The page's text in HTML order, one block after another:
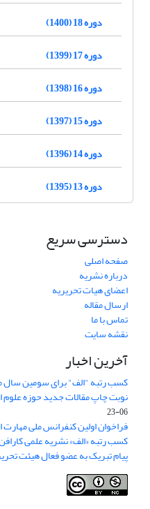
دوره 18 (1400)
دوره 17 (1399)
دوره 16 (1398)
دوره 15 (1397)
دوره 14 (1396)
دوره 13 (1395)
دسترسی سریع
صفحه اصلی
درباره نشریه
اعضای هیات تحریریه
ارسال مقاله
تماس با ما
نقشه سایت
آخرین اخبار
کسب رتبه "الف" برای سومین سال
نوبت چاپ مقالات جدید حوزه علوم انسانی 1404و به
06-23
فراخوان اولین کنفرانس ملی مهارت
کسب رتبه «الف» نشریه علمی
پیام تبریک به عضو فعال هیئت